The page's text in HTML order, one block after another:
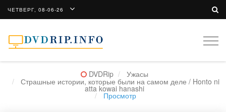
ЧЕТВЕРГ, 08-06-26
DVDRip Ужасы
Страшные истории, которые были на самом деле / Honto ni
atta kowai hanashi
Просмотр